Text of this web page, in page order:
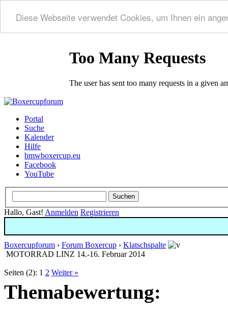
Diese Webseite verwendet Cookies, um Ihnen ein
Portal
Suche
Kalender
Hilfe
bmwboxercup.eu
Facebook
YouTube
Hallo, Gast! Anmelden Registrieren
Boxercupforum › Forum Boxercup › Klatschspalte
MOTORRAD LINZ 14.-16. Februar 2014
Seiten (2): 1 2 Weiter »
Themabewertung: